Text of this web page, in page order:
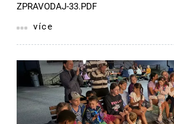
ZPRAVODAJ-33.PDF
více